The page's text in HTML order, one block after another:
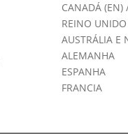
CANADÁ (EN)
REINO
AUSTRÁLIA E
ALEMANHA
ESPANHA
FRANCIA